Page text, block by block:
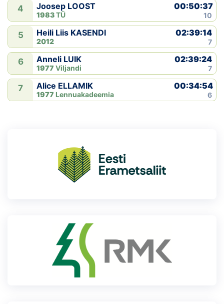
4 Joosep LOOST
1983TÜ
00:50:37
10
5 Heili Liis KASENDI
2012
02:39:14
7
6 Anneli LUIK
1977 Viljandi
02:39:24
7
7 Alice ELLAMIK
1977 Lennuakadeemia
00:34:54
6